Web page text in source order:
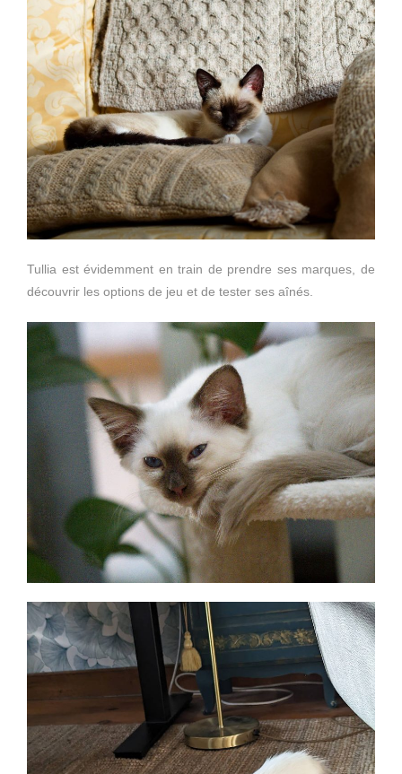
Tullia est évidemment en train de prendre ses marques, de
découvrir les options de jeu et de tester ses aînés.